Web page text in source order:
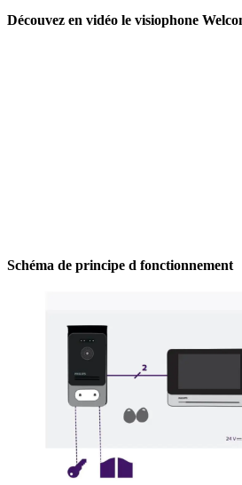
Découvez en vidéo le visiophone
Schéma de principe d fonctionnement